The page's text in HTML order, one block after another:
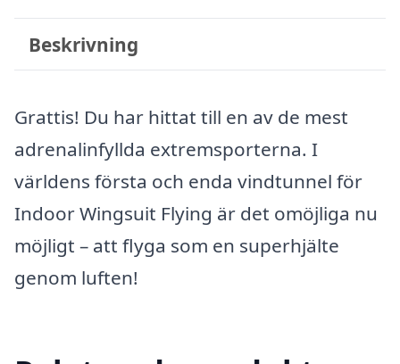
Beskrivning
Grattis! Du har hittat till en av de mest
adrenalinfyllda extremsporterna. I
världens första och enda vindtunnel för
Indoor Wingsuit Flying är det omöjliga nu
möjligt – att flyga som en superhjälte
genom luften!